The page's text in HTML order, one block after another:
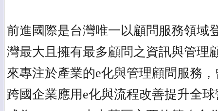
前進國際是台灣唯一以顧問服務領域
灣最大且擁有最多顧問之資訊與管理
來專注於產業的e化與管理顧問服務
跨國企業應用e化與流程改善提升全